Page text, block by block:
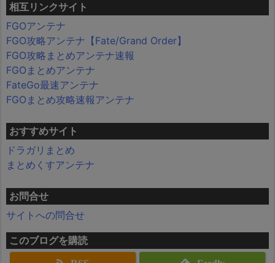
相互リンクサイト
FGOアンテナ
FGO攻略アンテナ【Fate/Grand Order】
FGO攻略まとめアンテナ速報
FGOまとめアンテナ
FateGo最速アンテナ
FGOまとめ攻略速報アンテナ
おすすめサイト
ドラガリまとめ
まとめくすアンテナ
お問合せ
サイトへの問合せ
このブログを購読